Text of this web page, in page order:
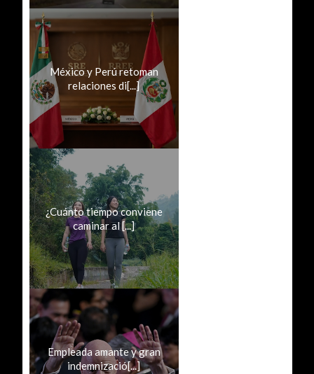
México y Perú retoman
relaciones di[...]
¿Cuánto tiempo conviene
caminar al [...]
Empleada amante y gran
indemnizació[...]